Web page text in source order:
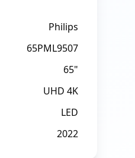
Philips
65PML9507
65"
UHD 4K
LED
2022